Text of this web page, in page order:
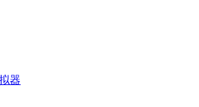
器